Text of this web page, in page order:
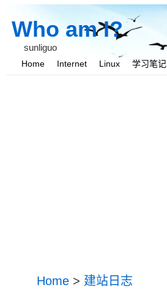
Who am I?
sunliguo
Home Internet Linux 学习笔记
Home > 建站日志